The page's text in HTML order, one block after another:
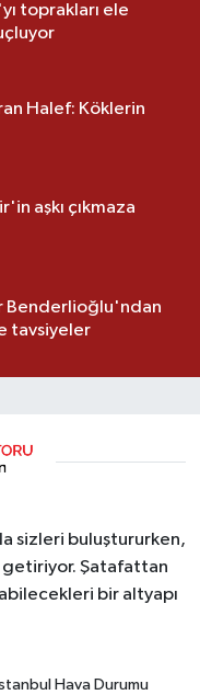
toprakları ele
Halef: Köklerin
aşkı çıkmaza
Benderlioğlu'ndan
tavsiyeler
sizleri buluştururken,
getiriyor. Şatafattan
bir altyapı
Hava Durumu